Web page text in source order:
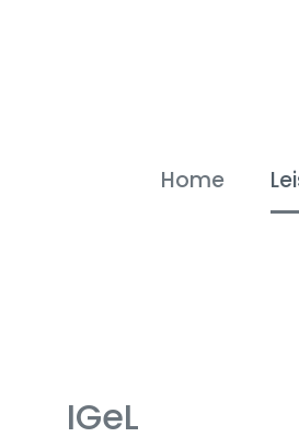
Home
IGeL